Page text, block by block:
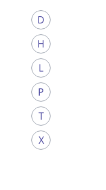
D
H
L
P
T
X